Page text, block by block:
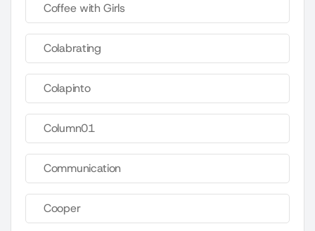
Coffee with Girls
Colabrating
Colapinto
Column01
Communication
Cooper